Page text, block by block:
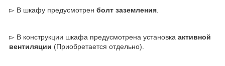
▻ В шкафу предусмотрен болт заземления
▻ В конструкции шкафа предусмотрена установка активной
вентиляции (Приобретается отдельно).